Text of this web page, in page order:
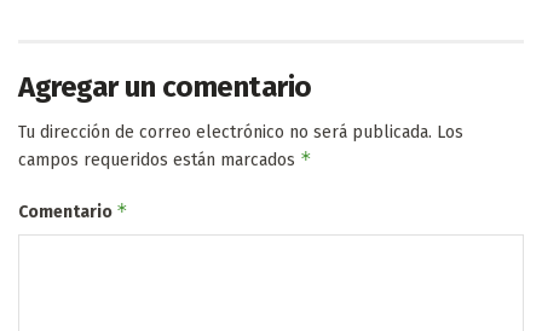
Agregar un comentario
Tu dirección de correo electrónico no será publicada. Los
campos requeridos están marcados *
Comentario *